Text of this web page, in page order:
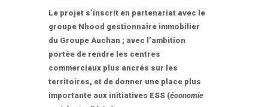
Le projet s’inscrit en partenariat avec le
groupe Nhood gestionnaire immobilier
du Groupe Auchan ; avec l’ambition
portée de rendre les centres
commerciaux plus ancrés sur les
territoires, et de donner une place plus
importante aux initiatives ESS (économie